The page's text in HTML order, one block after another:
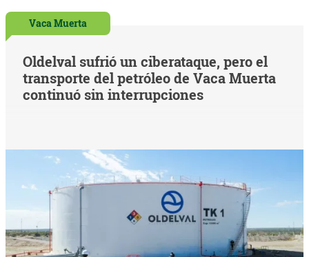
Vaca Muerta
Oldelval sufrió un ciberataque, pero el
transporte del petróleo de Vaca Muerta
continuó sin interrupciones